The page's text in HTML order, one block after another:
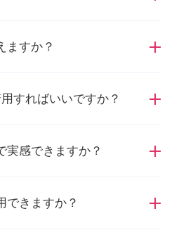
い。
んが、洗濯による生地の伸縮を
てしまいます。
ますか？
お控えください。
すればいいですか？
ざいませんが、インナータイプ
着用できる設計にしておりま
実感できますか？
には、個人差がございます。
できますか？